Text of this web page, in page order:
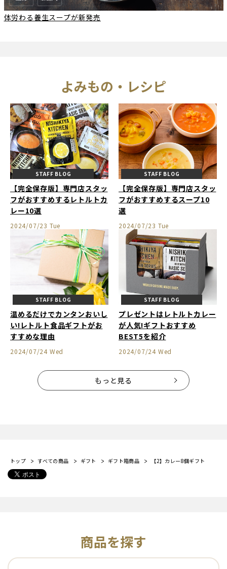
体労わる養生スープが新発売
よみもの・レシピ
STAFF BLOG
2024/07/23 Tue
【完全保存版】専門店スタッ
フがおすすめするレトルトカ
レー10選
STAFF BLOG
2024/07/23 Tue
【完全保存版】専門店スタッ
フがおすすめするスープ10
選
STAFF BLOG
2024/07/24 Wed
温めるだけでカンタンおいし
い!レトルト食品ギフトがお
すすめな理由
STAFF BLOG
2024/07/24 Wed
プレゼントはレトルトカレー
が人気!ギフトおすすめ
BEST5を紹介
もっと見る
トップ すべての商品 ギフト ギフト箱商品 【2】カレー8個ギフト
商品を探す